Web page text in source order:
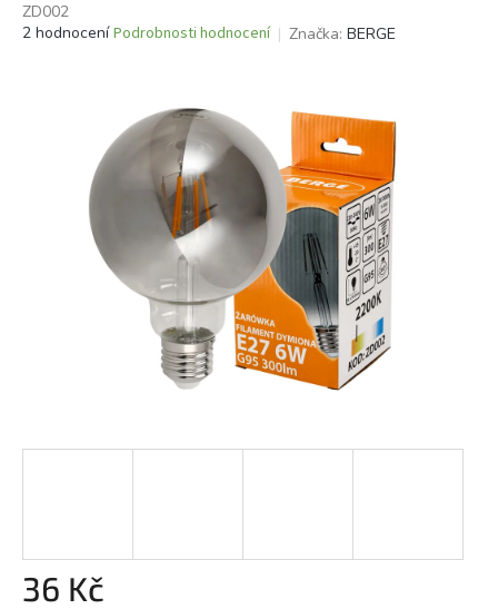
ZD002
Průměrné
2 hodnocení Podrobnosti hodnocení Značka: BERGE
36 Kč